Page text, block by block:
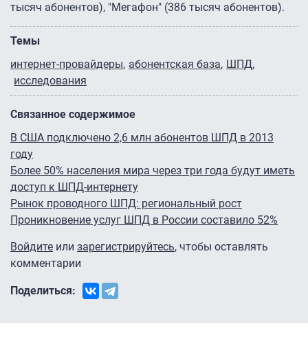
тысяч абонентов), "Мегафон" (386 тысяч абонентов).
Темы
интернет-провайдеры абонентская база
ШПД
исследования
Связанное содержимое
В США подключено 2,6 млн абонентов ШПД в 2013
году
Более 50% населения мира через три года будут иметь
доступ к ШПД-интернету
Рынок проводного ШПД: региональный рост
Проникновение услуг ШПД в России составило 52%
Войдите или зарегистрируйтесь, чтобы оставлять
комментарии
Поделиться: